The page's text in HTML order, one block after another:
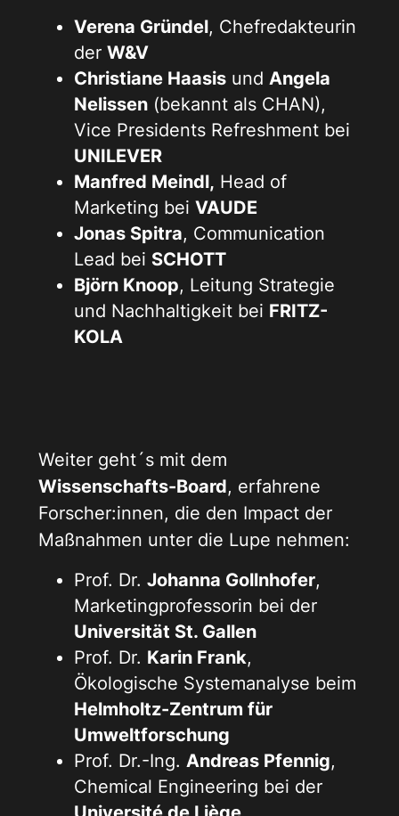
Verena Gründel, Chefredakteurin
der W&V
Christiane Haasisund Angela
Nelissen(bekannt als CHAN),
Vice Presidents Refreshment bei
UNILEVER
Manfred Meindl, Head of
Marketing bei VAUDE
Jonas Spitra, Communication
Lead bei SCHOTT
Björn Knoop, Leitung Strategie
und Nachhaltigkeit bei FRITZ-
KOLA
Weiter geht´s mit dem
Wissenschafts-Board, erfahrene
Forscher:innen, die den Impact der
Maßnahmen unter die Lupe nehmen:
Prof. Dr. Johanna Gollnhofer,
Marketingprofessorin bei der
Universität St. Gallen
Prof. Dr. Karin Frank,
Ökologische Systemanalyse beim
Helmholtz-Zentrum für
Umweltforschung
Prof. Dr.-Ing. Andreas Pfennig,
Chemical Engineering bei der